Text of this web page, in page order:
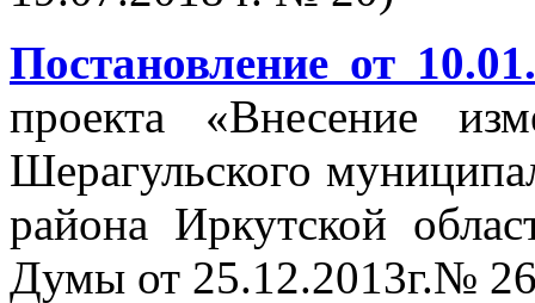
Постановление от
проекта «Внесение
Шерагульского
района Иркутской
Думы от 25.12.2013г.№